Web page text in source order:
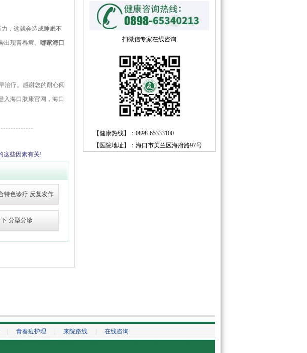
，这就会造成睡眠不
现青春痘。 哪家海口
疗。感谢您的耐心阅
入海口肤康官网，海口
这些因素有关!
特色诊疗 反复发作
分型分诊
扫微信专家在线咨询
【健康热线】
：0898-65333100
【医院地址】
：海口市美兰区海府路97号
青春痘护理 来院路线 在线咨询